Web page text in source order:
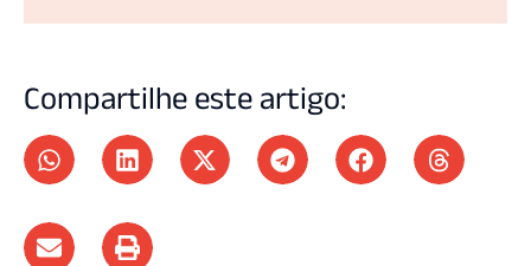
Compartilhe este artigo: